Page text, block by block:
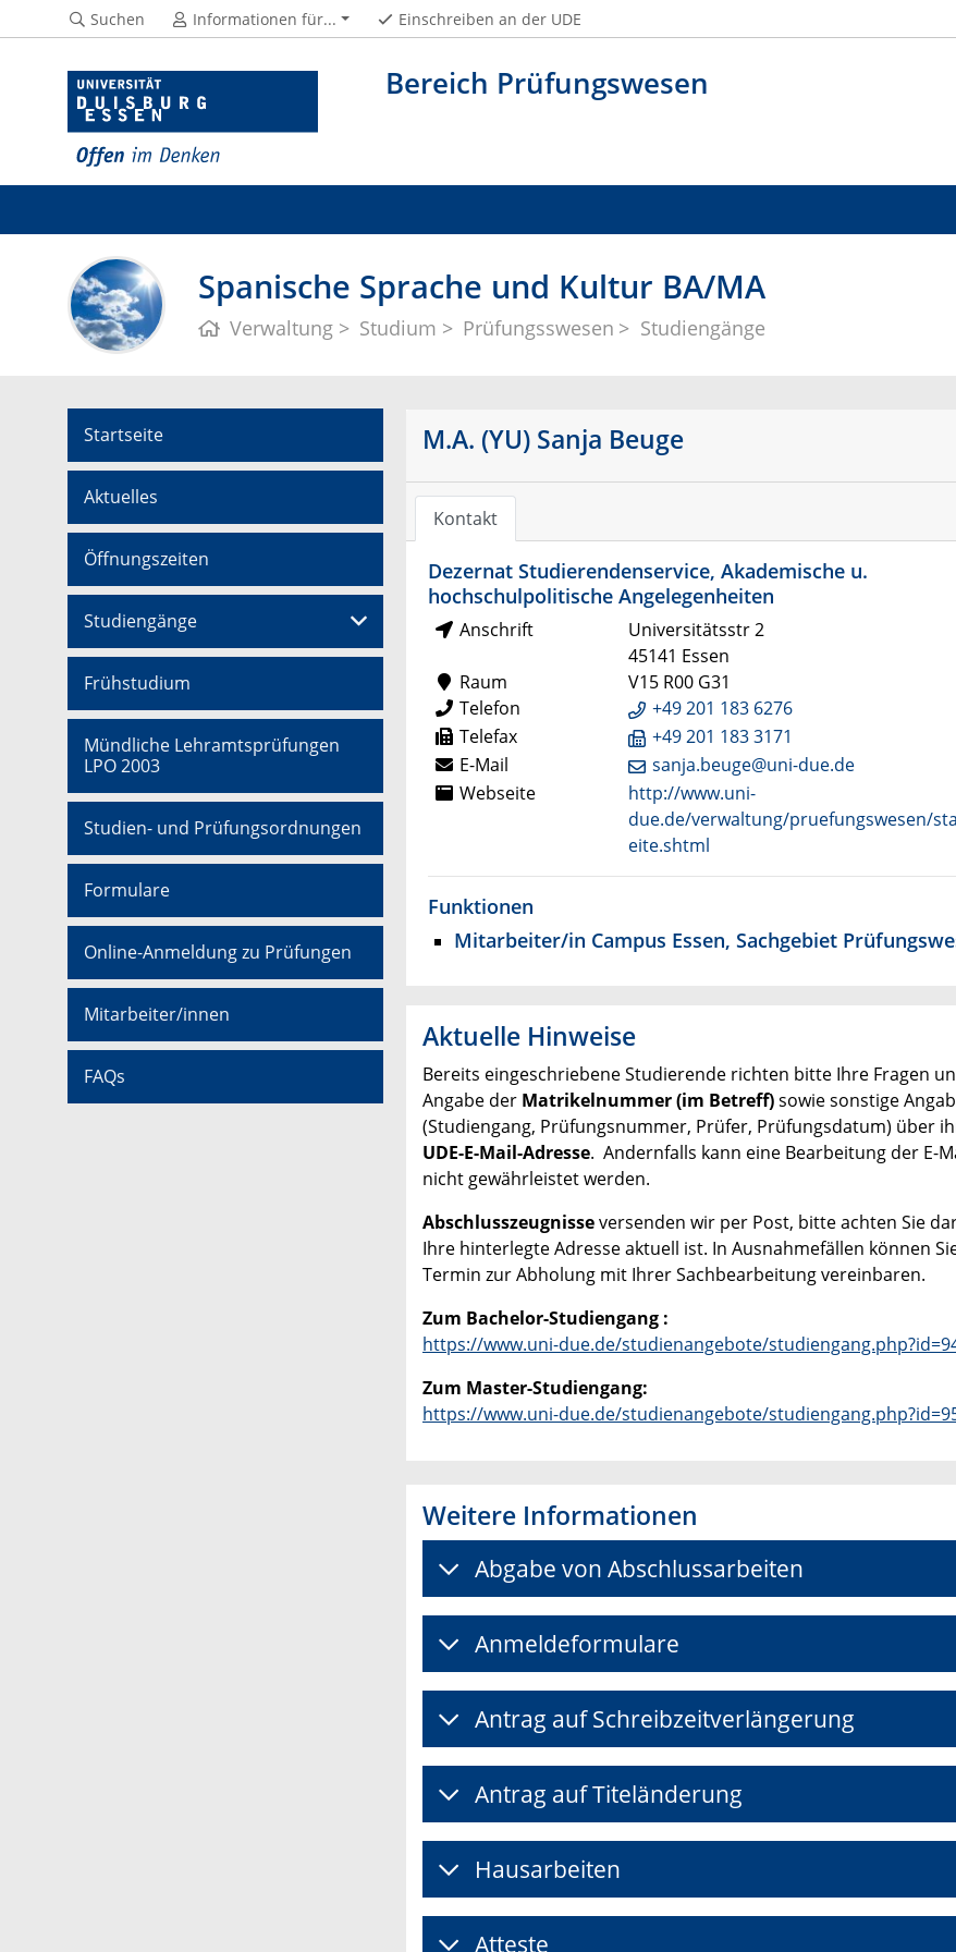
Bereich Prüfungswesen
Suchen Informationen für... Einschreiben an der UDE
Spanische Sprache und Kultur BA/MA
Verwaltung Studium Prüfungsswesen Studiengänge
Startseite
Aktuelles
Öffnungszeiten
Studiengänge
Frühstudium
Mündliche Lehramtsprüfungen
LPO 2003
Studien- und Prüfungsordnungen
Formulare
Online-Anmeldung zu Prüfungen
Mitarbeiter/innen
FAQs
M.A. (YU) Sanja Beuge
Kontakt
Dezernat Studierendenservice, Akademische u.
hochschulpolitische Angelegenheiten
Anschrift
Universitätsstr 2
45141 Essen
Raum
V15 R00 G31
Telefon
+49 201 183 6276
Telefax
+49 201 183 3171
E-Mail
sanja.beuge@uni-due.de
Webseite
http://www.uni-
due.de/verwaltung/pruefungswesen/
eite.shtml
Funktionen
Mitarbeiter/in Campus Essen, Sachgebiet
Aktuelle Hinweise
Bereits eingeschriebene Studierende richten bitte Ihre Fragen
Angabe der Matrikelnummer (im Betreff)sowie sonstige
(Studiengang, Prüfungsnummer, Prüfer, Prüfungsdatum) über
UDE-E-Mail-Adresse. Andernfalls kann eine Bearbeitung der E-
nicht gewährleistet werden.
Abschlusszeugnisseversenden wir per Post, bitte achten Sie
Ihre hinterlegte Adresse aktuell ist. In Ausnahmefällen können
Termin zur Abholung mit Ihrer Sachbearbeitung vereinbaren.
Zum Bachelor-Studiengang :
https://www.uni-due.de/studienangebote/
Zum Master-Studiengang:
https://www.uni-due.de/studienangebote/
Weitere Informationen
Abgabe von Abschlussarbeiten
Anmeldeformulare
Antrag auf Schreibzeitverlängerung
Antrag auf Titeländerung
Hausarbeiten
Atteste